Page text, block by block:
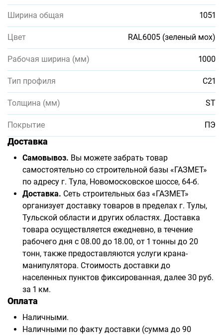
Ширина общая 1051
Цвет RAL6005 (зеленый мох)
Рабочая ширина (мм) 1000
Тип профиля С21
Толщина (мм) ST
Покрытие ПЭ
Доставка
Самовывоз. Вы можете забрать товар
самостоятельно со строительной базы «ГАЗМЕТ»
по адресу г. Тула, Новомосковское шоссе, 64-б.
Доставка. Сеть строительных баз «ГАЗМЕТ»
организует доставку товаров в пределах г. Тулы,
Тульской области и других областях. Доставка
товара осуществляется ежедневно, в течение
рабочего дня с 08.00 до 18.00, от 1 тонны до 20
тонн, также предоставляются услуги крана-
манипулятора. Стоимость доставки до
населенных пунктов фиксированная, далее 30 руб.
за 1 км.
Оплата
Наличными.
Наличными по факту доставки (сумма до 90